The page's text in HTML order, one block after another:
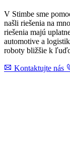
V Stimbe sme
našli riešenia na
riešenia majú
automotive a
roboty bližšie k
Kontaktujte nás